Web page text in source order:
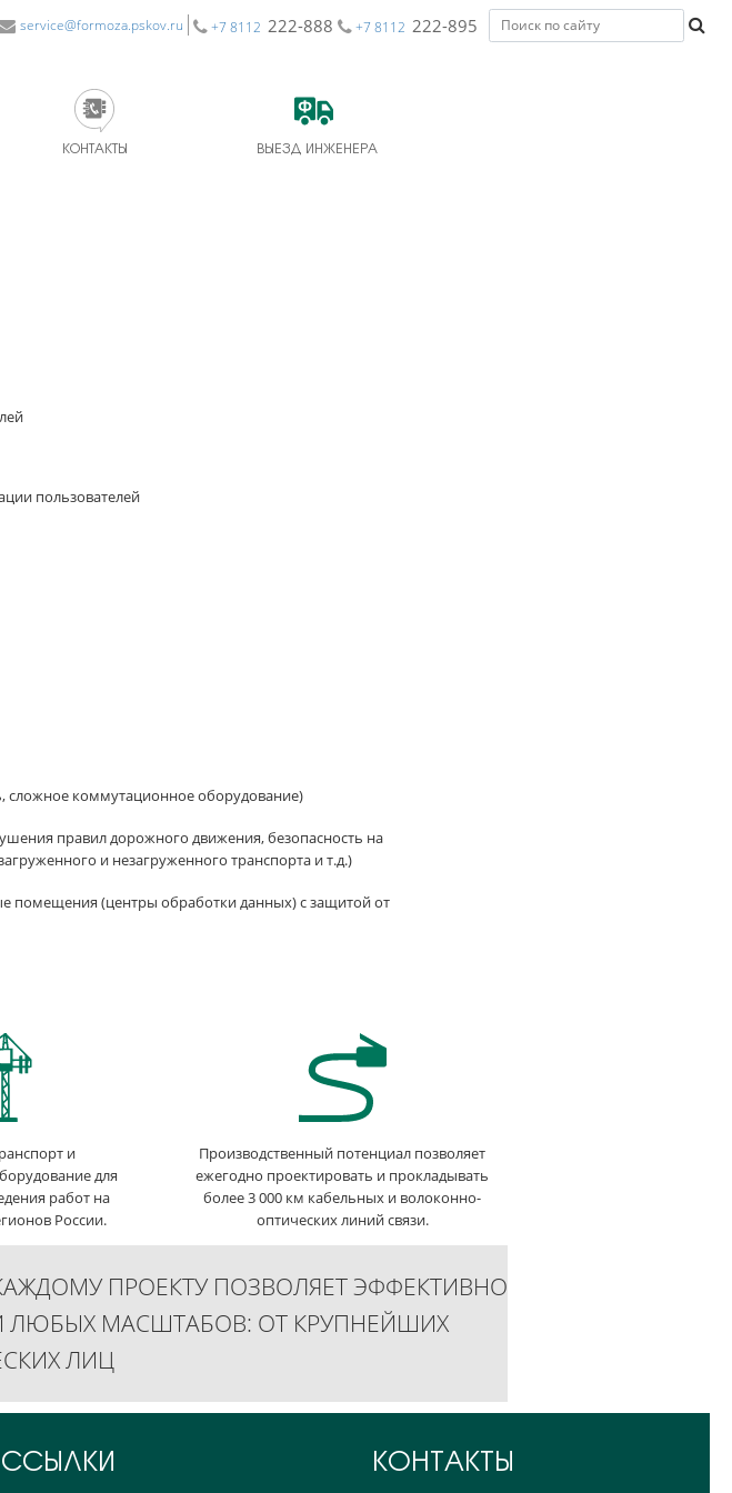
service@formoza.pskov.ru +7 8112 222-888 +7 8112 222-895
КОНТАКТЫ ВЫЕЗД ИНЖЕНЕРА
пользователей
сложное коммутационное оборудование)
правил дорожного движения, безопасность на
и незагруженного транспорта и т.д.)
помещения (центры обработки данных) с защитой от
и
для
работ на
России.
Производственный потенциал позволяет
ежегодно проектировать и прокладывать
более 3 000 км кабельных и волоконно-
оптических линий связи.
ПРОЕКТУ ПОЗВОЛЯЕТ ЭФФЕКТИВНО
ЛЮБЫХ МАСШТАБОВ: ОТ КРУПНЕЙШИХ
ЛИЦ
ССЫЛКИ КОНТАКТЫ